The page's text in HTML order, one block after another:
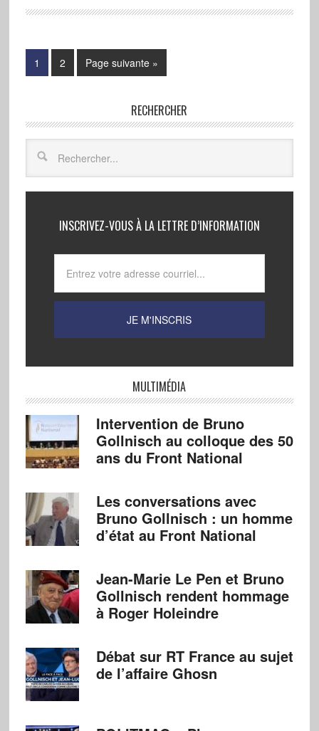
1 2 Page suivante »
RECHERCHER
INSCRIVEZ-VOUS À LA LETTRE D’INFORMATION
MULTIMÉDIA
Intervention de Bruno
Gollnisch au colloque des 50
ans du Front National
Les conversations avec
Bruno Gollnisch : un homme
d’état au Front National
Jean-Marie Le Pen et Bruno
Gollnisch rendent hommage
à Roger Holeindre
Débat sur RT France au sujet
de l’affaire Ghosn